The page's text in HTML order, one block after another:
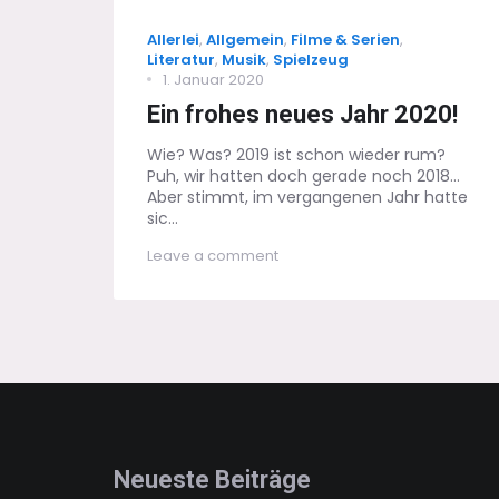
Categories
Allerlei, Allgemein, Filme & Serien,
Literatur, Musik, Spielzeug
Posted
on
1. Januar 2020
Ein frohes neues Jahr 2020!
Wie? Was? 2019 ist schon wieder rum?
Puh, wir hatten doch gerade noch 2018...
Aber stimmt, im vergangenen Jahr hatte
sic...
Leave a commenton
Neueste Beiträge